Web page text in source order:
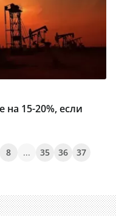
15-20%, если
8 ... 35 36
37